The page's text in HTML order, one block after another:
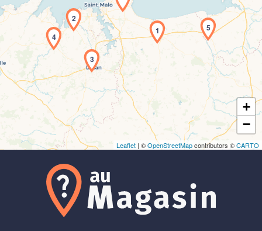
Chargement de la carte en cours...
1
2
3
4
5
+
−
Leaflet | ©OpenStreetMapcontributors ©CARTO